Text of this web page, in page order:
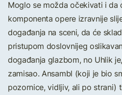
Moglo se možda očekivati i da
komponenta opere izravnije
događanja na sceni, da će
pristupom doslovnijeg
događanja glazbom, no Uhlik
zamisao. Ansambl (koji je bio
pozornice, vidljiv, ali po strani)